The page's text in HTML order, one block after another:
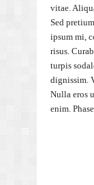
vitae.
Sed
ipsum mi,
risus.
turpis
dignissim.
Nulla eros
enim.